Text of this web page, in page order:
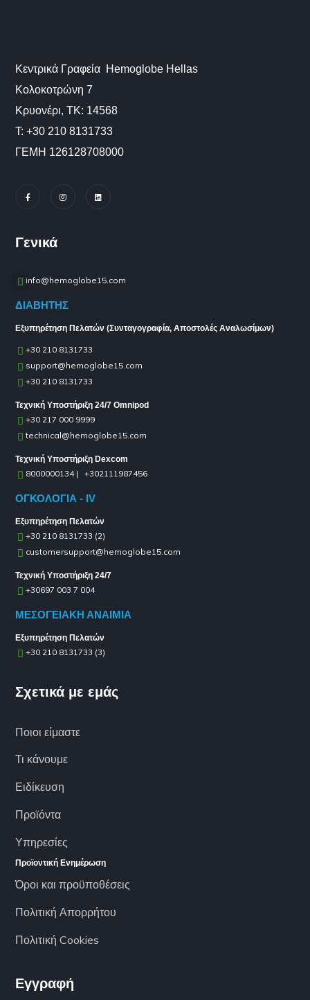
Κεντρικά Γραφεία Hemoglobe Hellas
Κολοκοτρώνη 7
Κρυονέρι, ΤΚ: 14568
Τ: +30 210 8131733
ΓΕΜΗ 126128708000
Γενικά
info@hemoglobe15.com
ΔΙΑΒΗΤΗΣ
Εξυπηρέτηση Πελατών (Συνταγογραφία, Αποστολές Αναλωσίμων)
+30 210 8131733
support@hemoglobe15.com
+30 210 8131733
Τεχνική Υποστήριξη 24/7 Omnipod
+30 217 000 9999
technical@hemoglobe15.com
Τεχνική Υποστήριξη Dexcom
8000000134 | +302111987456
ΟΓΚΟΛΟΓΙΑ - IV
Εξυπηρέτηση Πελατών
+30 210 8131733 (2)
customersupport@hemoglobe15.com
Τεχνική Υποστήριξη 24/7
+30697 003 7 004
ΜΕΣΟΓΕΙΑΚΗ ΑΝΑΙΜΙΑ
Εξυπηρέτηση Πελατών
+30 210 8131733 (3)
Σχετικά με εμάς
Ποιοι είμαστε
Τι κάνουμε
Ειδίκευση
Προϊόντα
Υπηρεσίες
Προϊοντική Ενημέρωση
Όροι και προϋποθέσεις
Πολιτική Απορρήτου
Πολιτική Cookies
Εγγραφή